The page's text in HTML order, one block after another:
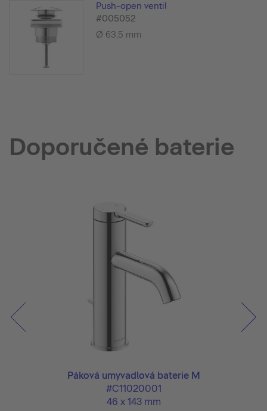
Push-open ventil
#005052
Ø 63,5 mm
Doporučené baterie
Páková umyvadlová baterie M
#C11020001
46 x 143 mm